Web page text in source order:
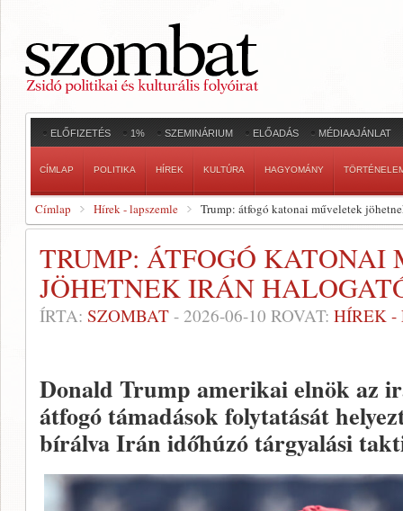
ELŐFIZETÉS 1% SZEMINÁRIUM ELŐADÁS MÉDIAAJÁNLAT
CÍMLAP POLITIKA HÍREK KULTÚRA HAGYOMÁNY
Címlap Hírek - lapszemle Trump: átfogó katonai műveletek
TRUMP: ÁTFOGÓ KATONAI
JÖHETNEK IRÁN
ÍRTA: SZOMBAT - 2026-06-10 ROVAT: HÍREK -
Donald Trump amerikai elnök az
átfogó támadások folytatását
bírálva Irán időhúzó tárgyalási